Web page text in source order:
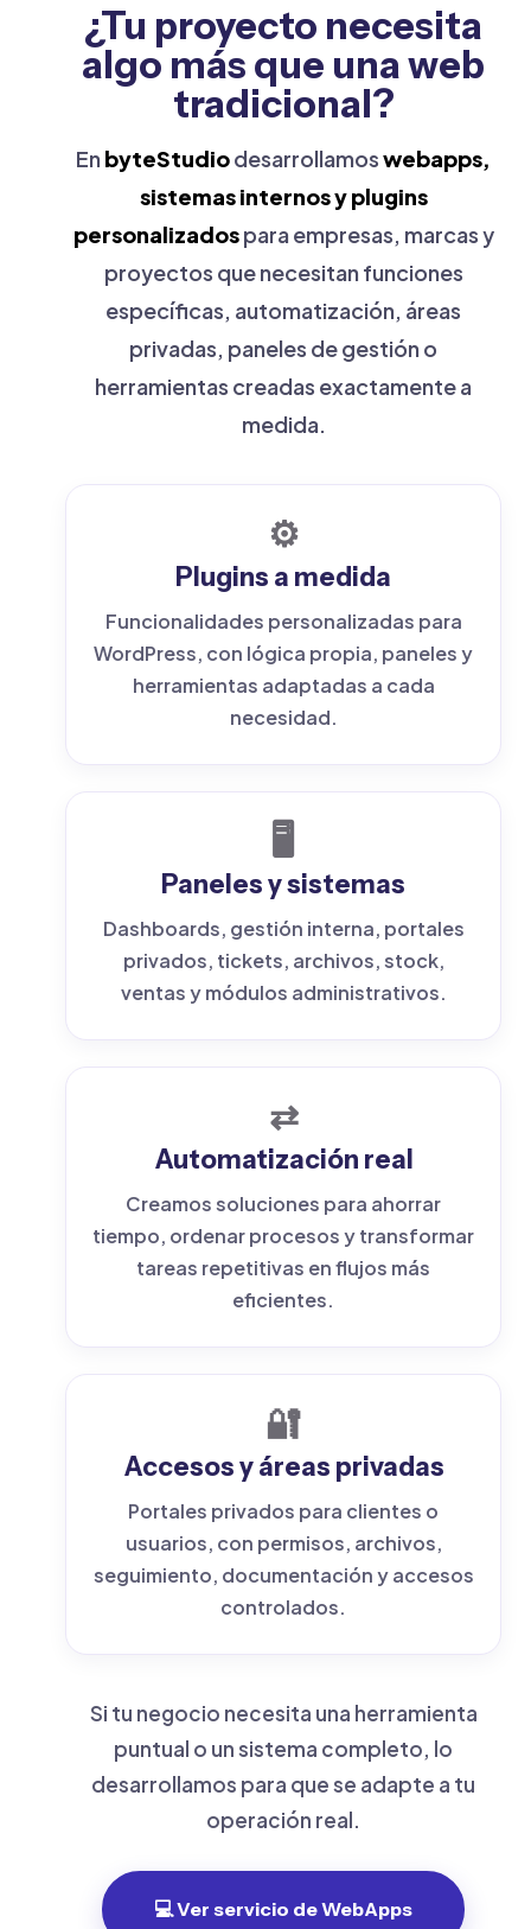
¿Tu proyecto necesita
algo más que una web
tradicional?
En byteStudiodesarrollamoswebapps,
sistemas internos y plugins
personalizadospara empresas, marcas y
proyectos que necesitan funciones
específicas, automatización, áreas
privadas, paneles de gestión o
herramientas creadas exactamente a
medida.
⚙️
Plugins a medida
Funcionalidades personalizadas para
WordPress, con lógica propia, paneles y
herramientas adaptadas a cada
necesidad.
🖥️
Paneles y sistemas
Dashboards, gestión interna, portales
privados, tickets, archivos, stock,
ventas y módulos administrativos.
⇄
Automatización real
Creamos soluciones para ahorrar
tiempo, ordenar procesos y transformar
tareas repetitivas en flujos más
eficientes.
🔐
Accesos y áreas privadas
Portales privados para clientes o
usuarios, con permisos, archivos,
seguimiento, documentación y accesos
controlados.
Si tu negocio necesita una herramienta
puntual o un sistema completo, lo
desarrollamos para que se adapte a tu
operación real.
💻 Ver servicio de WebApps